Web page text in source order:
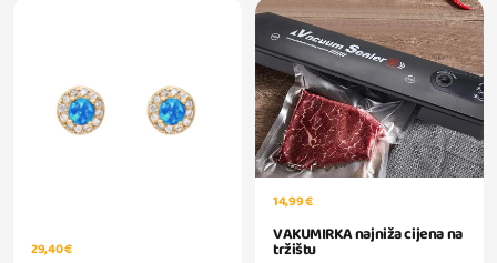
29,40 €
14,99 €
VAKUMIRKA najniža cijena na
tržištu